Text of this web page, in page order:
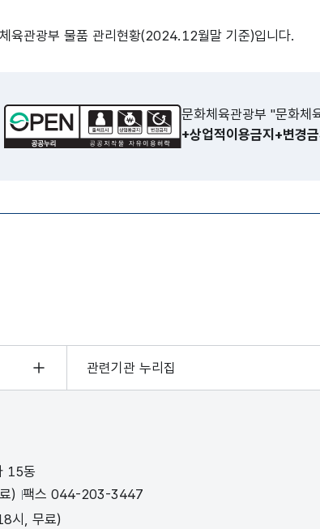
육관광부 물품 관리현황(2024.12월말 기준)입니다.
문화체육관광부 "문화체
+상업적이용금지+변경
관련기관 누리집
15동
) 팩스 044-203-3447
시, 무료)